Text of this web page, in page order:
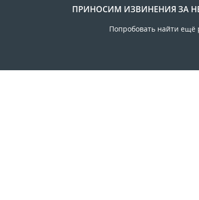
ПРИНОСИМ ИЗВИНЕНИЯ ЗА
Попробовать найти ещё